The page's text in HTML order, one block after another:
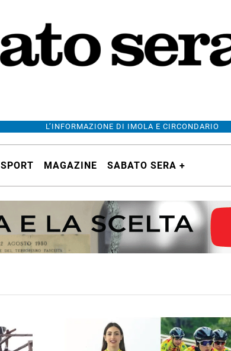
L’INFORMAZIONE DI IMOLA E CIRCONDARIO
SPORT MAGAZINE SABATO SERA +